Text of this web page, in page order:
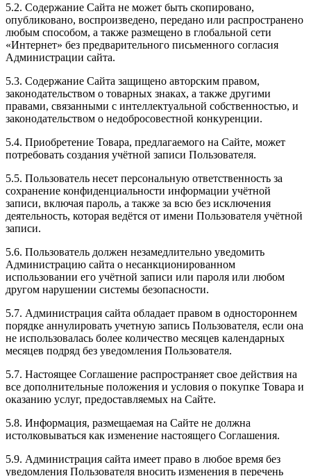
5.2. Содержание Сайта не может быть скопировано,
опубликовано, воспроизведено, передано или распространено
любым способом, а также размещено в глобальной сети
«Интернет» без предварительного письменного согласия
Администрации сайта.
5.3. Содержание Сайта защищено авторским правом,
законодательством о товарных знаках, а также другими
правами, связанными с интеллектуальной собственностью, и
законодательством о недобросовестной конкуренции.
5.4. Приобретение Товара, предлагаемого на Сайте, может
потребовать создания учётной записи Пользователя.
5.5. Пользователь несет персональную ответственность за
сохранение конфиденциальности информации учётной
записи, включая пароль, а также за всю без исключения
деятельность, которая ведётся от имени Пользователя учётной
записи.
5.6. Пользователь должен незамедлительно уведомить
Администрацию сайта о несанкционированном
использовании его учётной записи или пароля или любом
другом нарушении системы безопасности.
5.7. Администрация сайта обладает правом в одностороннем
порядке аннулировать учетную запись Пользователя, если она
не использовалась более количество месяцев календарных
месяцев подряд без уведомления Пользователя.
5.7. Настоящее Соглашение распространяет свое действия на
все дополнительные положения и условия о покупке Товара и
оказанию услуг, предоставляемых на Сайте.
5.8. Информация, размещаемая на Сайте не должна
истолковываться как изменение настоящего Соглашения.
5.9. Администрация сайта имеет право в любое время без
уведомления Пользователя вносить изменения в перечень